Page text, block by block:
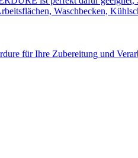
Waschbecken,
für Ihre Zubereitung und